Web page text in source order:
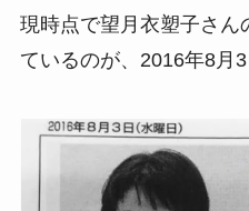
現時点で望月衣塑子さん
ているのが、2016年8月3